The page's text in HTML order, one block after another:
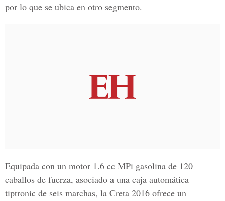
por lo que se ubica en otro segmento.
Equipada con un motor 1.6 cc MPi gasolina de 120
caballos de fuerza, asociado a una caja automática
tiptronic de seis marchas, la Creta 2016 ofrece un